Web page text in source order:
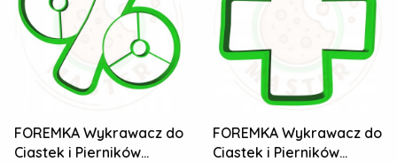
FOREMKA Wykrawacz do
Ciastek i Pierników
FOREMKA Wykrawacz do
Ciastek i Pierników